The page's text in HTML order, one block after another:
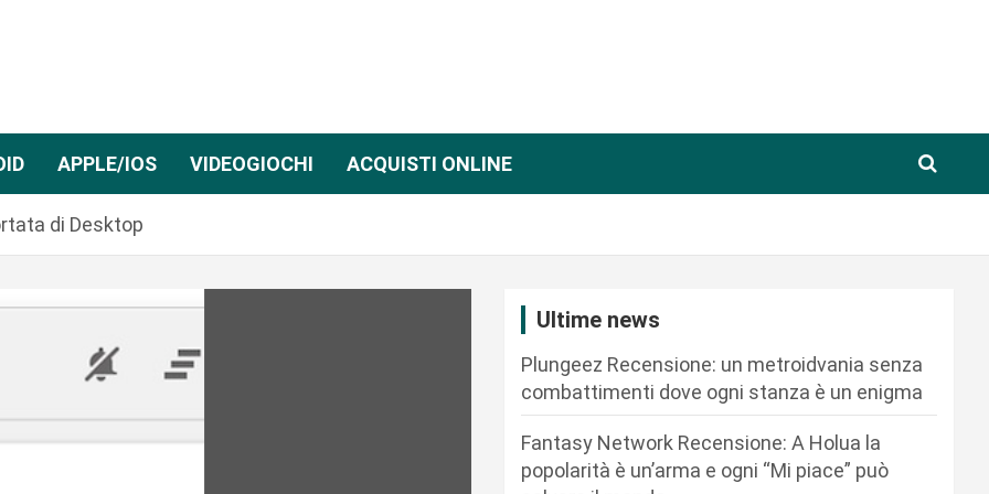
APPLE/IOS VIDEOGIOCHI ACQUISTI ONLINE
di Desktop
Ultime news
Plungeez Recensione: un metroidvania senza
combattimenti dove ogni stanza è un enigma
Fantasy Network Recensione: A Holua la
popolarità è un’arma e ogni “Mi piace” può